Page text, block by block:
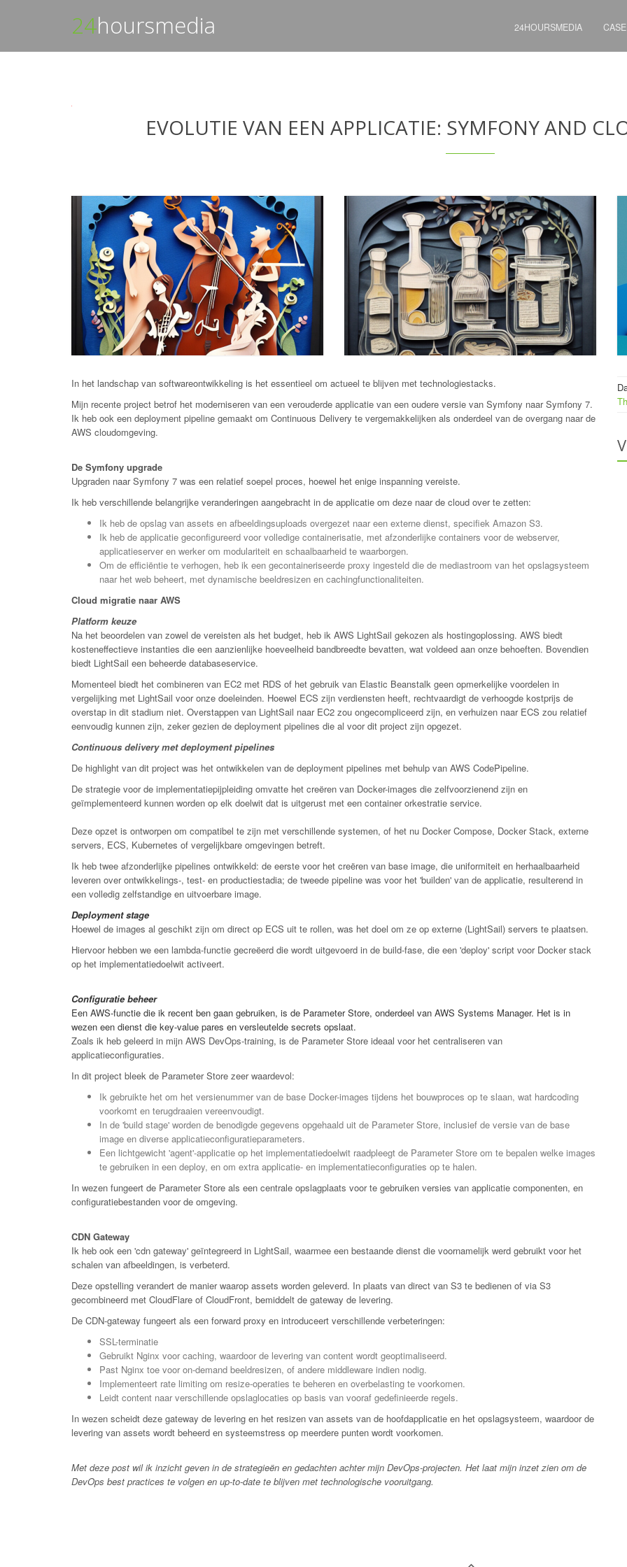
24hoursmedia 24HOURSMEDIA
EVOLUTIE VAN EEN APPLICATIE: SYMFONY AND
In het landschap van softwareontwikkeling is het essentieel om actueel te blijven met technologiestacks.
Mijn recente project betrof het moderniseren van een verouderde applicatie van een oudere versie van Symfony naar Symfony 7.
Ik heb ook een deployment pipeline gemaakt om Continuous Delivery te vergemakkelijken als onderdeel van de overgang naar de
AWS cloudomgeving.
De Symfony upgrade
Upgraden naar Symfony 7 was een relatief soepel proces, hoewel het enige inspanning vereiste.
Ik heb verschillende belangrijke veranderingen aangebracht in de applicatie om deze naar de cloud over te zetten:
Ik heb de opslag van assets en afbeeldingsuploads overgezet naar een externe dienst, specifiek Amazon S3.
Ik heb de applicatie geconfigureerd voor volledige containerisatie, met afzonderlijke containers voor de webserver,
applicatieserver en werker om modulariteit en schaalbaarheid te waarborgen.
Om de efficiëntie te verhogen, heb ik een gecontaineriseerde proxy ingesteld die de mediastroom van het opslagsysteem
naar het web beheert, met dynamische beeldresizen en cachingfunctionaliteiten.
Cloud migratie naar AWS
Platform keuze
Na het beoordelen van zowel de vereisten als het budget, heb ik AWS LightSail gekozen als hostingoplossing. AWS biedt
kosteneffectieve instanties die een aanzienlijke hoeveelheid bandbreedte bevatten, wat voldeed aan onze behoeften. Bovendien
biedt LightSail een beheerde databaseservice.
Momenteel biedt het combineren van EC2 met RDS of het gebruik van Elastic Beanstalk geen opmerkelijke voordelen in
vergelijking met LightSail voor onze doeleinden. Hoewel ECS zijn verdiensten heeft, rechtvaardigt de verhoogde kostprijs de
overstap in dit stadium niet. Overstappen van LightSail naar EC2 zou ongecompliceerd zijn, en verhuizen naar ECS zou relatief
eenvoudig kunnen zijn, zeker gezien de deployment pipelines die al voor dit project zijn opgezet.
Continuous delivery met deployment pipelines
De highlight van dit project was het ontwikkelen van de deployment pipelines met behulp van AWS CodePipeline.
De strategie voor de implementatiepijpleiding omvatte het creëren van Docker-images die zelfvoorzienend zijn en
geïmplementeerd kunnen worden op elk doelwit dat is uitgerust met een container orkestratie service.
Deze opzet is ontworpen om compatibel te zijn met verschillende systemen, of het nu Docker Compose, Docker Stack, externe
servers, ECS, Kubernetes of vergelijkbare omgevingen betreft.
Ik heb twee afzonderlijke pipelines ontwikkeld: de eerste voor het creëren van base image, die uniformiteit en herhaalbaarheid
leveren over ontwikkelings-, test- en productiestadia; de tweede pipeline was voor het 'builden' van de applicatie, resulterend in
een volledig zelfstandige en uitvoerbare image.
Deployment stage
Hoewel de images al geschikt zijn om direct op ECS uit te rollen, was het doel om ze op externe (LightSail) servers te plaatsen.
Hiervoor hebben we een lambda-functie gecreëerd die wordt uitgevoerd in de build-fase, die een 'deploy' script voor Docker stack
op het implementatiedoelwit activeert.
Configuratie beheer
Een AWS-functie die ik recent ben gaan gebruiken, is de Parameter Store, onderdeel van AWS Systems Manager. Het is in
wezen een dienst die key-value pares en versleutelde secrets opslaat.
Zoals ik heb geleerd in mijn AWS DevOps-training, is de Parameter Store ideaal voor het centraliseren van
applicatieconfiguraties.
In dit project bleek de Parameter Store zeer waardevol:
Ik gebruikte het om het versienummer van de base Docker-images tijdens het bouwproces op te slaan, wat hardcoding
voorkomt en terugdraaien vereenvoudigt.
In de 'build stage' worden de benodigde gegevens opgehaald uit de Parameter Store, inclusief de versie van de base
image en diverse applicatieconfiguratieparameters.
Een lichtgewicht 'agent'-applicatie op het implementatiedoelwit raadpleegt de Parameter Store om te bepalen welke images
te gebruiken in een deploy, en om extra applicatie- en implementatieconfiguraties op te halen.
In wezen fungeert de Parameter Store als een centrale opslagplaats voor te gebruiken versies van applicatie componenten, en
configuratiebestanden voor de omgeving.
CDN Gateway
Ik heb ook een 'cdn gateway' geïntegreerd in LightSail, waarmee een bestaande dienst die voornamelijk werd gebruikt voor het
schalen van afbeeldingen, is verbeterd.
Deze opstelling verandert de manier waarop assets worden geleverd. In plaats van direct van S3 te bedienen of via S3
gecombineerd met CloudFlare of CloudFront, bemiddelt de gateway de levering.
De CDN-gateway fungeert als een forward proxy en introduceert verschillende verbeteringen:
SSL-terminatie
Gebruikt Nginx voor caching, waardoor de levering van content wordt geoptimaliseerd.
Past Nginx toe voor on-demand beeldresizen, of andere middleware indien nodig.
Implementeert rate limiting om resize-operaties te beheren en overbelasting te voorkomen.
Leidt content naar verschillende opslaglocaties op basis van vooraf gedefinieerde regels.
In wezen scheidt deze gateway de levering en het resizen van assets van de hoofdapplicatie en het opslagsysteem, waardoor de
levering van assets wordt beheerd en systeemstress op meerdere punten wordt voorkomen.
Met deze post wil ik inzicht geven in de strategieën en gedachten achter mijn DevOps-projecten. Het laat mijn inzet zien om de
DevOps best practices te volgen en up-to-date te blijven met technologische vooruitgang.